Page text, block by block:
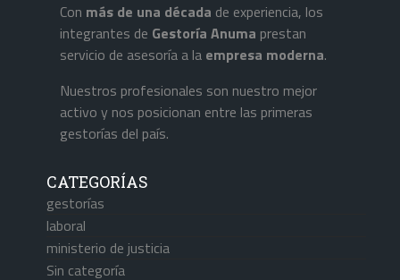
Con más de una década de experiencia, los
integrantes de Gestoría Anuma prestan
servicio de asesoría a la empresa moderna.
Nuestros profesionales son nuestro mejor
activo y nos posicionan entre las primeras
gestorías del país.
CATEGORÍAS
gestorías
laboral
ministerio de justicia
Sin categoría